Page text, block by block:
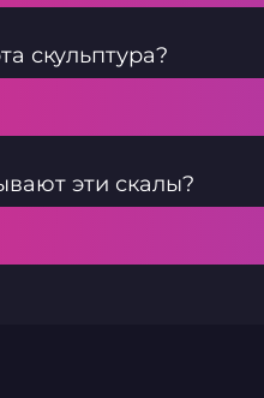
скульптура?
эти скалы?